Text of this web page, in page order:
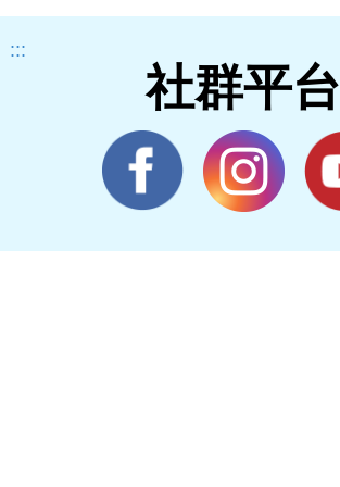
:::
社群平台